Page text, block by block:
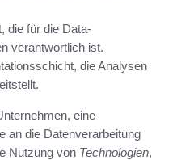
die für die Data-
verantwortlich ist.
die Analysen
eine
an die Datenverarbeitung
Nutzung von Technologien,